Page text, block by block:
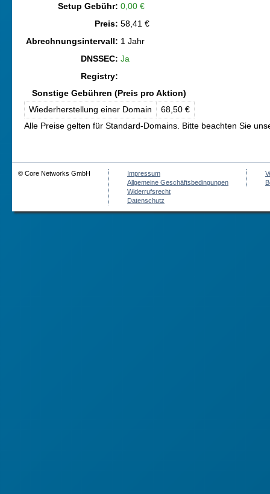
Setup Gebühr: 0,00 €
Preis: 58,41 €
Abrechnungsintervall: 1 Jahr
DNSSEC: Ja
Registry:
Sonstige Gebühren (Preis pro Aktion)
Wiederherstellung einer Domain
68,50 €
Alle Preise gelten für Standard-Domains. Bitte beachten Sie
© Core Networks GmbH
Impressum
Allgemeine Geschäftsbedingungen
Widerrufsrecht
Datenschutz